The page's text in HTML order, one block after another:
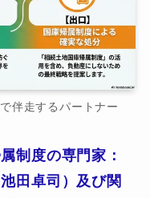
伴走するパートナー
制度の専門家：
田卓司）及び関